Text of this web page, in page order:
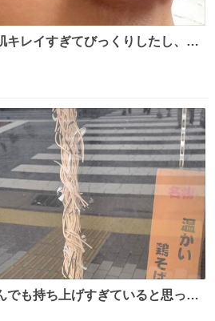
キレイすぎてびっくりしたし、や
管理すごすぎる
でも持ち上げすぎていると思って